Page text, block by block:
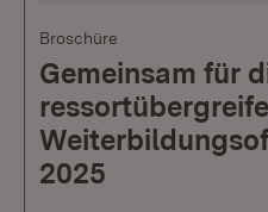
Broschüre
Gemeinsam für
2025